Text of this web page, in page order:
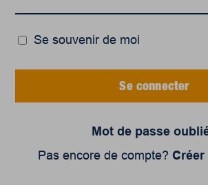
Se souvenir de moi
Se connecter
Mot de passe
Pas encore de compte?